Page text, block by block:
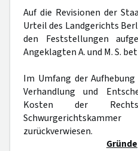
Auf die Revisionen der
Urteil des Landgerichts
den Feststellungen
Angeklagten A. und M. S.
Im Umfang der
Verhandlung und
Kosten der
zurückverwiesen.
Gründe